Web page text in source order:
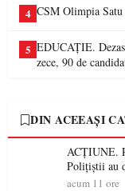
4 CSM Olimpia
5 EDUCAȚIE.
zece, 90 de
DIN ACEEAȘI
ACȚIUNE.
Polițiștii au
permis într-o
acum 11 ore